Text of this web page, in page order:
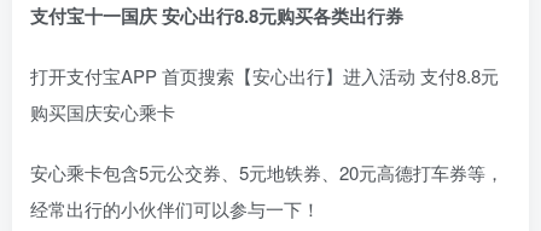
支付宝十一国庆 安心出行8.8元购买各类出行券
打开支付宝APP 首页搜索【安心出行】进入活动 支付8.8元
购买国庆安心乘卡
安心乘卡包含5元公交券、5元地铁券、20元高德打车券等，
经常出行的小伙伴们可以参与一下！